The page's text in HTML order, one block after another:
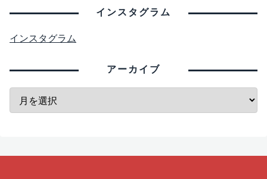
インスタグラム
インスタグラム
アーカイブ